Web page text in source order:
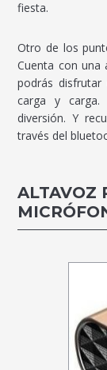
fiesta.
Otro de los
Cuenta con una
podrás
carga y
diversión. Y
través del
ALTAVOZ